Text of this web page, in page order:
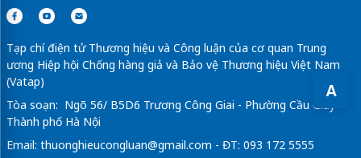
A
Tạp chí điện tử Thương hiệu và Công luận của cơ quan Trung
ương Hiệp hội Chống hàng giả và Bảo vệ Thương hiệu Việt Nam
(Vatap)
Tòa soạn: Ngõ 56/ B5D6 Trương Công Giai - Phường Cầu Giấy -
Thành phố Hà Nội
Email: thuonghieucongluan@gmail.com - ĐT: 093 172 5555